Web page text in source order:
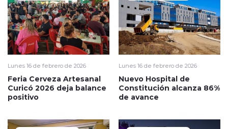
Lunes 16 de febrero de 2026
Feria Cerveza Artesanal
Curicó 2026 deja balance
positivo
Lunes 16 de febrero de 2026
Nuevo Hospital de
Constitución alcanza 86%
de avance